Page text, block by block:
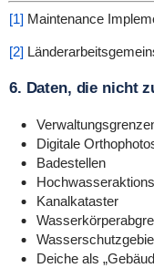
[1] Maintenance
[2]
6. Daten, die nicht
Digitale
Badestellen
Kanalkataster
Deiche als